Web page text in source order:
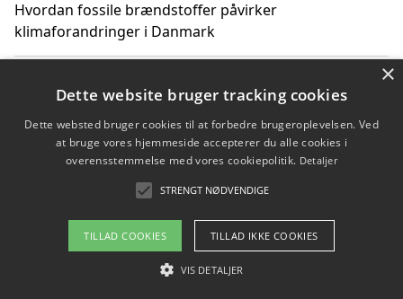
Hvordan fossile brændstoffer påvirker
klimaforandringer i Danmark
klimaændringer
Hvordan citater om fossile brændstoffer kan ændre
Copyright 2026 - Pilanto Aps
Om / kontakt
×
Dette website bruger tracking cookies
Dette websted bruger cookies til at forbedre brugeroplevelsen. Ved
at bruge vores hjemmeside accepterer du alle cookies i
overensstemmelse med vores cookiepolitik. Detaljer
STRENGT NØDVENDIGE
TILLAD COOKIES TILLAD IKKE COOKIES
VIS DETALJER